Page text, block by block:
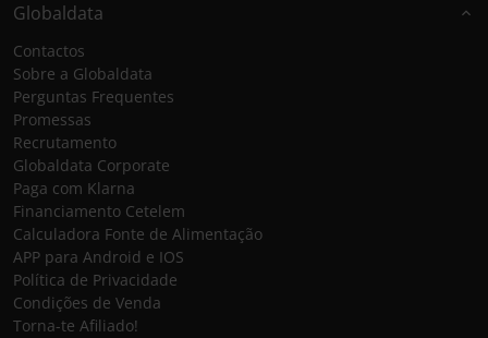
Globaldata
Contactos
Sobre a Globaldata
Perguntas Frequentes
Promessas
Recrutamento
Globaldata Corporate
Paga com Klarna
Financiamento Cetelem
Calculadora Fonte de Alimentação
APP para Android e IOS
Política de Privacidade
Condições de Venda
Torna-te Afiliado!